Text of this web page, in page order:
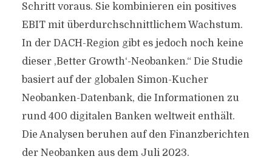
Schritt voraus. Sie kombinieren ein positives
EBIT mit überdurchschnittlichem Wachstum.
In der DACH-Region gibt es jedoch noch keine
dieser ‚Better Growth‘-Neobanken.“ Die Studie
basiert auf der globalen Simon-Kucher
Neobanken-Datenbank, die Informationen zu
rund 400 digitalen Banken weltweit enthält.
Die Analysen beruhen auf den Finanzberichten
der Neobanken aus dem Juli 2023.